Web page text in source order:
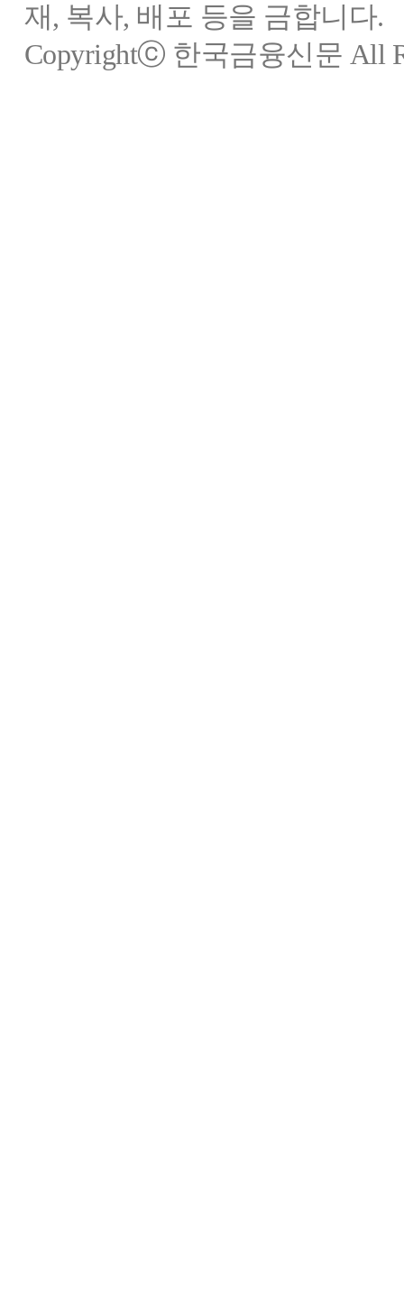
[개인정보보호 책임자]
이름/직위 : 문수희 / 실장
전화번호 : 02-773-1850
재, 복사, 배포 등을 금합니다.
Copyrightⓒ 한국금융신문 All